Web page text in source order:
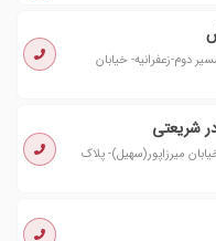
خیابان ملکی-خیابان افراز-پلاک ۳= مسیر دوم-زعفرانیه- خیابان
شریعتی
میرزاپور(سهیل)- پلاک